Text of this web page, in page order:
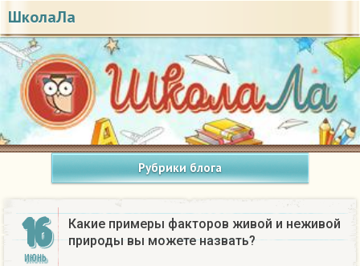
ШколаЛа
Рубрики блога
16
ИЮНЬ
Какие примеры факторов живой и неживой
природы вы можете назвать?